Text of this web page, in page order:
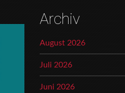
Archiv
August 2026
Juli 2026
Juni 2026